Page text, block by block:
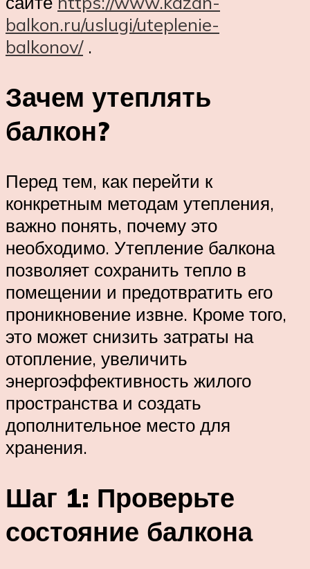
balkon.ru/uslugi/uteplenie-
balkonov/.
Зачем утеплять
балкон?
Перед тем, как перейти к
конкретным методам утепления,
важно понять, почему это
необходимо. Утепление балкона
позволяет сохранить тепло в
помещении и предотвратить его
проникновение извне. Кроме того,
это может снизить затраты на
отопление, увеличить
энергоэффективность жилого
пространства и создать
дополнительное место для
хранения.
Шаг 1: Проверьте
состояние балкона